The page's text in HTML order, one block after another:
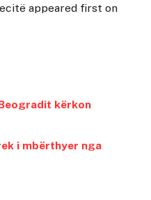
appeared first on
kërkon
i mbërthyer nga